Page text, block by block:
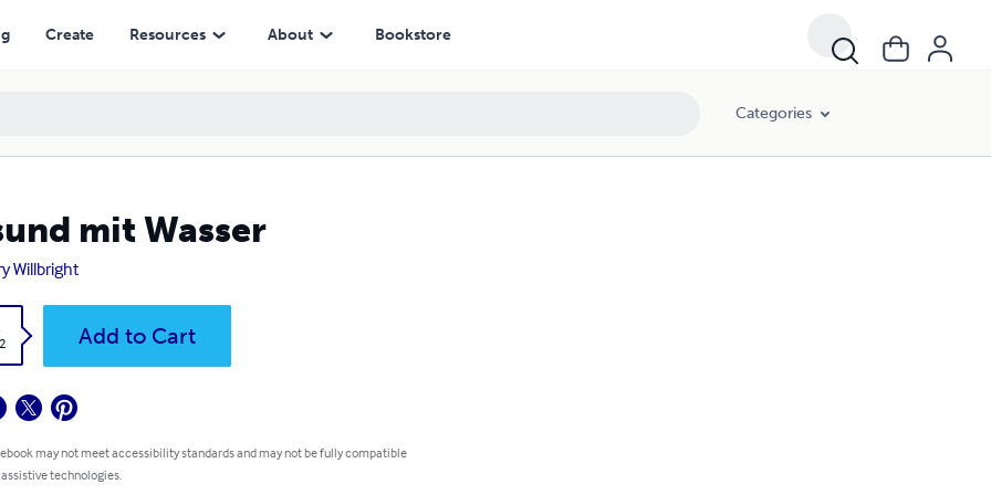
Create Resources About Bookstore
Categories
mit Wasser
Willbright
Add to Cart
may not meet accessibility standards and may not be fully compatible
technologies.